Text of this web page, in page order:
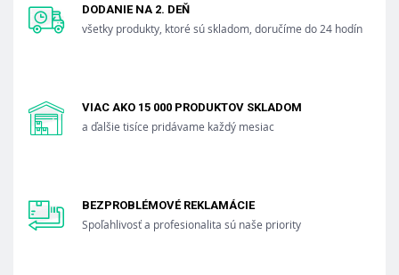
DODANIE NA 2. DEŇ
všetky produkty, ktoré sú skladom, doručíme do 24 hodín
VIAC AKO 15 000 PRODUKTOV SKLADOM
a ďalšie tisíce pridávame každý mesiac
BEZPROBLÉMOVÉ REKLAMÁCIE
Spoľahlivosť a profesionalita sú naše priority